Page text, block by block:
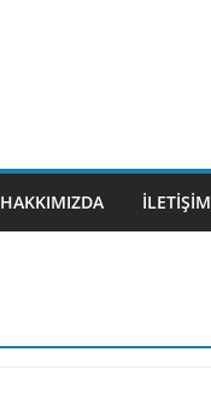
HAKKIMIZDA İLETIŞIM